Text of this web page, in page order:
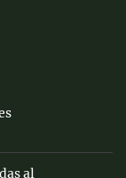
al